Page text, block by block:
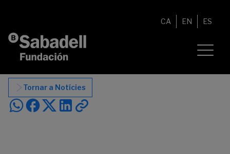
CA EN ES
Tornar a Notícies